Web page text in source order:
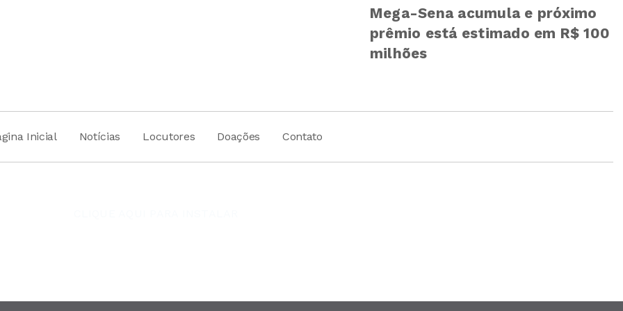
Mega-Sena acumula e próximo
prêmio está estimado em R$ 100
milhões
Inicial Notícias Locutores Doações Contato